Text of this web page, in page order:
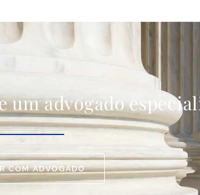
um advogado
COM ADVOGADO